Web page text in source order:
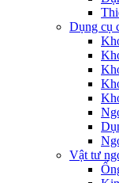
Dụng cụ
Vật tư